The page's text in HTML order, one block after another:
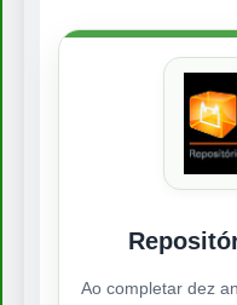
Ao completar dez